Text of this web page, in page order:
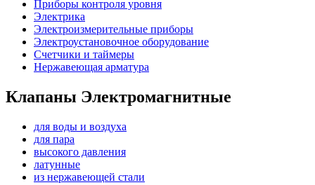
Приборы контроля уровня
Электрика
Электроизмерительные приборы
Электроустановочное оборудование
Счетчики и таймеры
Нержавеющая арматура
Клапаны Электромагнитные
для воды и воздуха
для пара
высокого давления
латунные
из нержавеющей стали